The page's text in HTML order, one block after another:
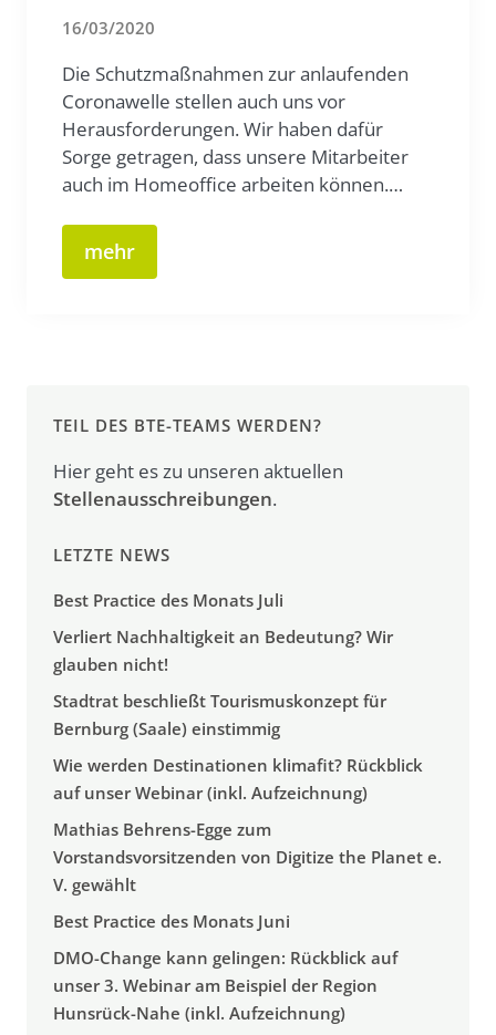
16/03/2020
Die Schutzmaßnahmen zur anlaufenden
Coronawelle stellen auch uns vor
Herausforderungen. Wir haben dafür
Sorge getragen, dass unsere Mitarbeiter
auch im Homeoffice arbeiten können.…
mehr
TEIL DES BTE-TEAMS WERDEN?
Hier geht es zu unseren aktuellen
Stellenausschreibungen.
LETZTE NEWS
Best Practice des Monats Juli
Verliert Nachhaltigkeit an Bedeutung? Wir
glauben nicht!
Stadtrat beschließt Tourismuskonzept für
Bernburg (Saale) einstimmig
Wie werden Destinationen klimafit? Rückblick
auf unser Webinar (inkl. Aufzeichnung)
Mathias Behrens-Egge zum
Vorstandsvorsitzenden von Digitize the Planet e.
V. gewählt
Best Practice des Monats Juni
DMO-Change kann gelingen: Rückblick auf
unser 3. Webinar am Beispiel der Region
Hunsrück-Nahe (inkl. Aufzeichnung)